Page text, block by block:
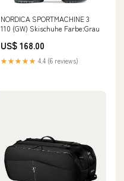
NORDICA SPORTMACHINE 3
110 (GW) Skischuhe Farbe:Grau
US$ 168.00
★★★★★ 4.4 (6 reviews)